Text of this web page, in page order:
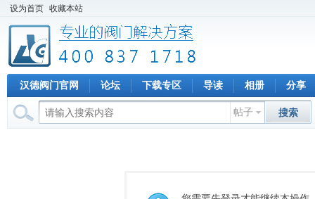
设为首页 收藏本站
汉德阀门官网 论坛 下载专区 导读 相册 分享
帖子 搜索